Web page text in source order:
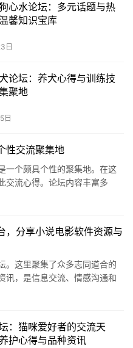
心水论坛：多元话题与热
馨知识宝库
日
论坛：养犬心得与训练技
聚地
日
性交流聚集地
一个颇具个性的聚集地。在这
交流心得。论坛内容丰富多
活力与热情，是一个理想的
，分享小说电影软件资源与
。这里聚集了众多志同道合的
讯，是信息交流、情感沟通和
人乐于分享他们的宝贵资料。
：猫咪爱好者的交流天
护心得与品种资讯